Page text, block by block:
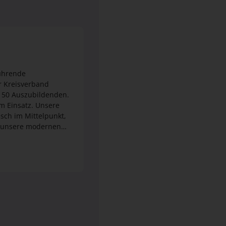
Kreisverband
Auszubildenden.
Unsere
modernen